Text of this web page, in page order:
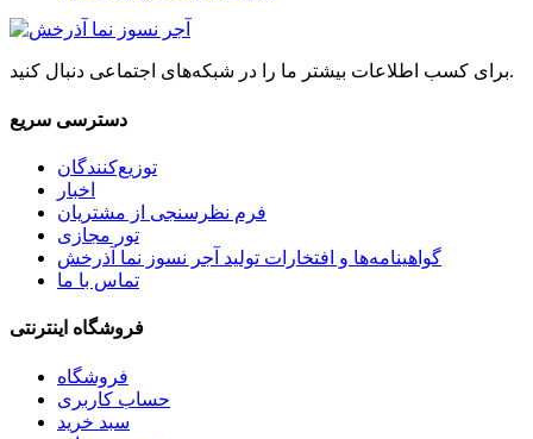
برای کسب اطلاعات بیشتر ما را در شبکه‌های اجتماعی دنبال کنید.
دسترسی سریع
توزیع‌کنندگان
اخبار
فرم نظرسنجی از مشتریان
تور مجازی
گواهینامه‌ها و افتخارات تولید آجر نسوز نما آذرخش
تماس با ما
فروشگاه اینترنتی
فروشگاه
حساب کاربری
سبد خرید